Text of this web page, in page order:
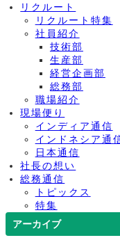
リクルート
リクルート特集
社員紹介
技術部
生産部
経営企画部
総務部
職場紹介
現場便り
インディア通信
インドネシア通
日本通信
社長の想い
総務通信
トピックス
特集
アーカイブ